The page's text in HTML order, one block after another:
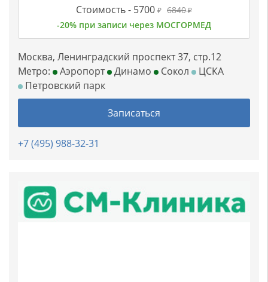
Стоимость - 5700 ₽ 6840₽
-20% при записи через МОСГОРМЕД
Москва, Ленинградский проспект 37, стр.12
Метро:
Аэропорт Динамо Сокол
ЦСКА
Петровский парк
Записаться
+7 (495) 988-32-31